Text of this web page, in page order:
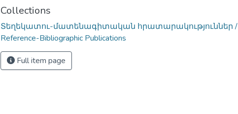
Collections
Տեղեկատու-մատենագիտական հրատարակություններ /
Reference-Bibliographic Publications
Full item page